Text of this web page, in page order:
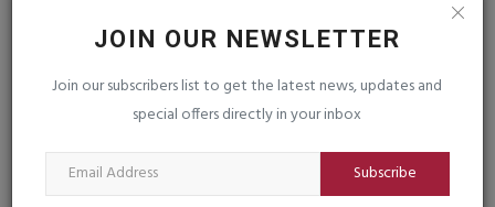
JOIN OUR NEWSLETTER
Join our subscribers list to get the latest news, updates and
special offers directly in your inbox
Subscribe